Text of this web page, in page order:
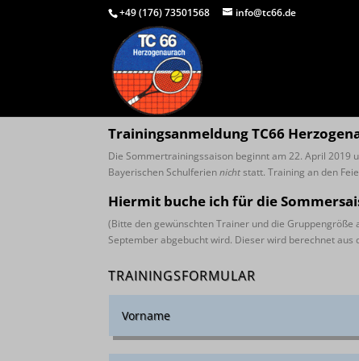
+49 (176) 73501568 info@tc66.de
Trainingsanmeldung TC66
Die Sommertrainingssaison beginnt am 22. April 2019
Bayerischen Schulferiennichtstatt. Training an den
Hiermit buche ich für die
(Bitte den gewünschten Trainer und die
September abgebucht wird. Dieser wird berechnet
TRAININGSFORMULAR